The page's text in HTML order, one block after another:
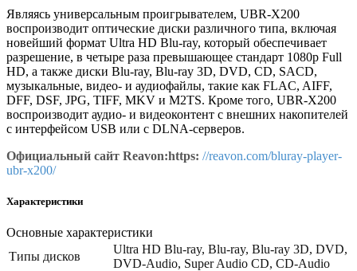
Являясь универсальным проигрывателем, UBR-X200
воспроизводит оптические диски различного типа, включая
новейший формат Ultra HD Blu-ray, который обеспечивает
разрешение, в четыре раза превышающее стандарт 1080p Full
HD, а также диски Blu-ray, Blu-ray 3D, DVD, CD, SACD,
музыкальные, видео- и аудиофайлы, такие как FLAC, AIFF,
DFF, DSF, JPG, TIFF, MKV и M2TS. Кроме того, UBR-X200
воспроизводит аудио- и видеоконтент с внешних накопителей
с интерфейсом USB или с DLNA-серверов.
Официальный сайт Reavon:https: //reavon.com/bluray-player-
ubr-x200/
Характеристики
Основные характеристики
Типы дисков
Ultra HD Blu-ray, Blu-ray, Blu-ray 3D, DVD,
DVD-Audio, Super Audio CD, CD-Audio